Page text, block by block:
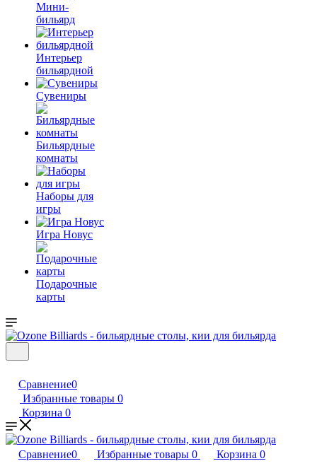
Мини-
бильярд
Интерьер
бильярдной
Сувениры
Бильярдные
комнаты
Наборы для
игры
Игра Новус
Подарочные
карты
Сравнение0
Избранные товары 0
Корзина 0
Сравнение0 Избранные товары 0 Корзина 0